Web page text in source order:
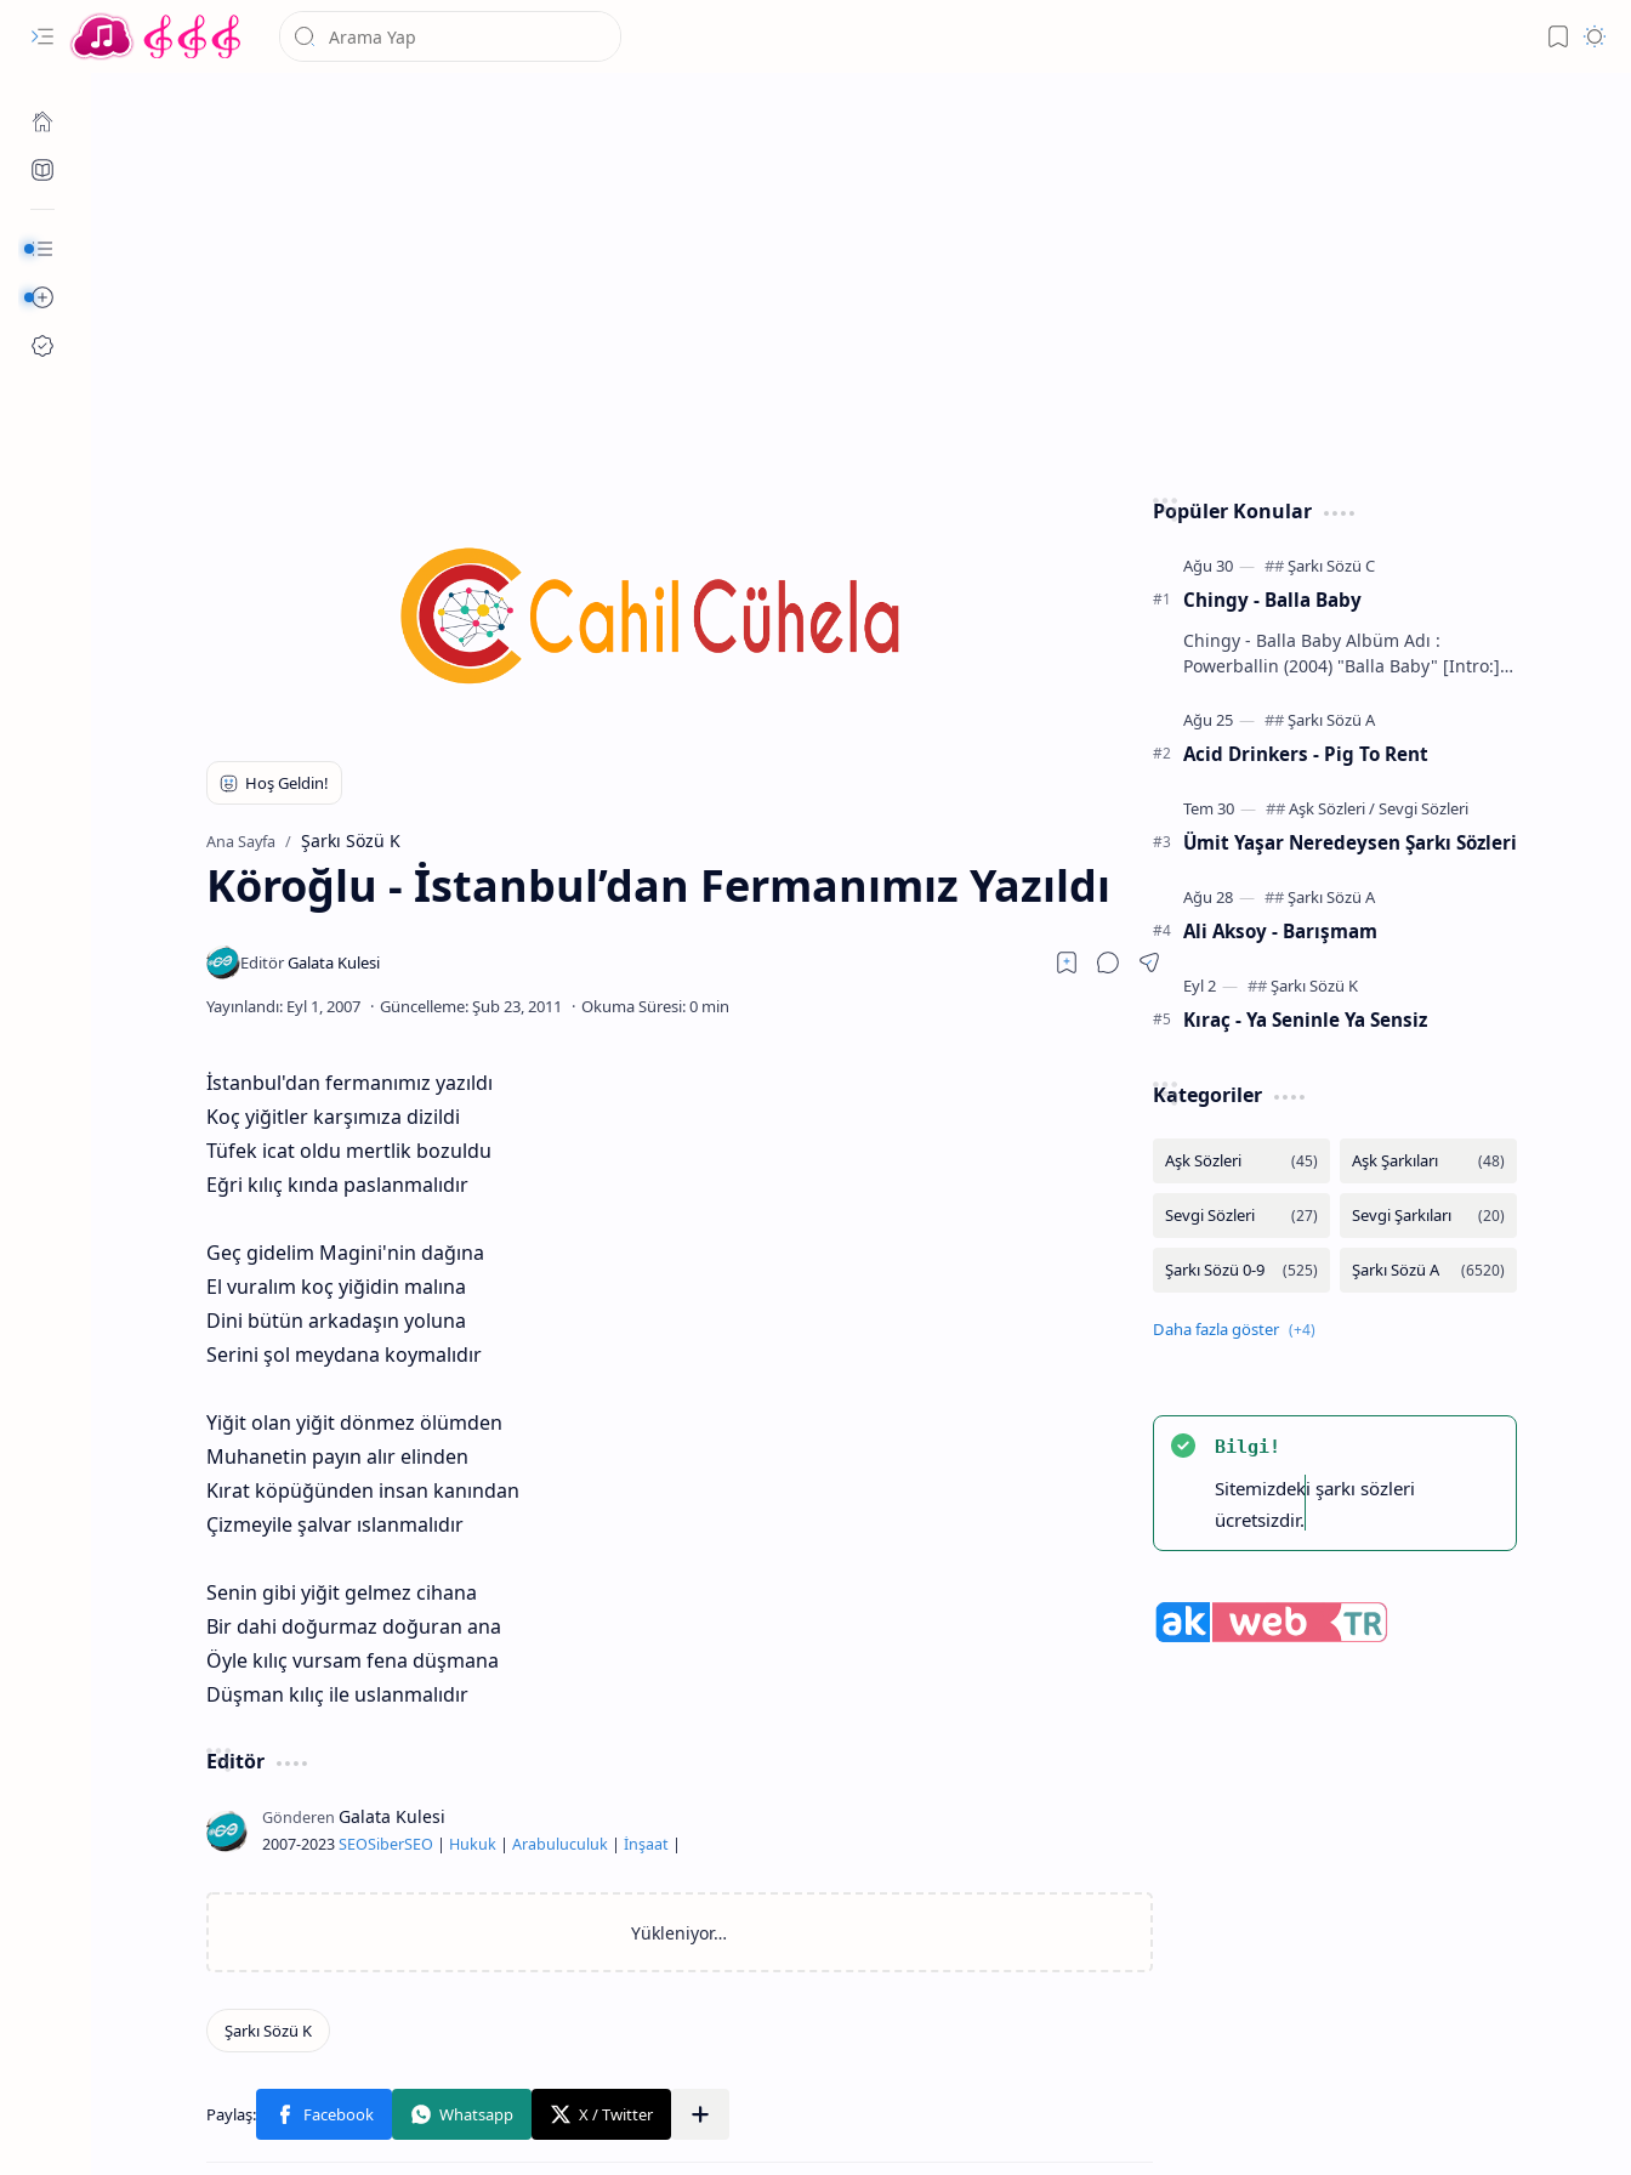
Ana Sayfa Şarkı Sözü K
Köroğlu - İstanbul’dan Fermanımız Yazıldı
İstanbul'dan fermanımız yazıldı
Koç yiğitler karşımıza dizildi
Tüfek icat oldu mertlik bozuldu
Eğri kılıç kında paslanmalıdır
Geç gidelim Magini'nin dağına
El vuralım koç yiğidin malına
Dini bütün arkadaşın yoluna
Serini şol meydana koymalıdır
Yiğit olan yiğit dönmez ölümden
Muhanetin payın alır elinden
Kırat köpüğünden insan kanından
Çizmeyile şalvar ıslanmalıdır
Senin gibi yiğit gelmez cihana
Bir dahi doğurmaz doğuran ana
Öyle kılıç vursam fena düşmana
Düşman kılıç ile uslanmalıdır
Editör
2007-2023SEOSiberSEO | Hukuk| Arabuluculuk| İnşaat|
Popüler Konular
Chingy - Balla Baby
Chingy - Balla Baby Albüm Adı :
Powerballin (2004) "Balla Baby" [Intro:]
That's m…
Acid Drinkers - Pig To Rent
Ümit Yaşar Neredeysen Şarkı Sözleri
Ali Aksoy - Barışmam
Kıraç - Ya Seninle Ya Sensiz
Kategoriler
Bilgi!
Sitemizdeki şarkı sözleri
ücretsizdir.